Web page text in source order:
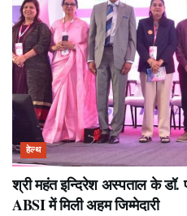
हेल्थ
श्री महंत इन्दिरेश अस्पताल के डॉ.
ABSI में मिली अहम जिम्मेदारी